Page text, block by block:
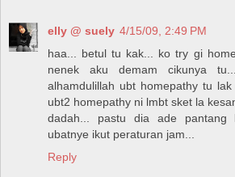
elly @ suely 4/15/09, 2:49 PM
haa... betul tu kak... ko try gi
nenek aku demam cikunya
alhamdulillah ubt homepathy tu
ubt2 homepathy ni lmbt sket la
dadah... pastu dia ade pantang
ubatnye ikut peraturan jam...
Reply